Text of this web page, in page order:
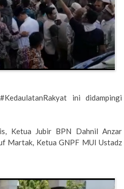
ini didampingi
Ketua Jubir BPN Dahnil Anzar
Martak, Ketua GNPF MUI Ustadz